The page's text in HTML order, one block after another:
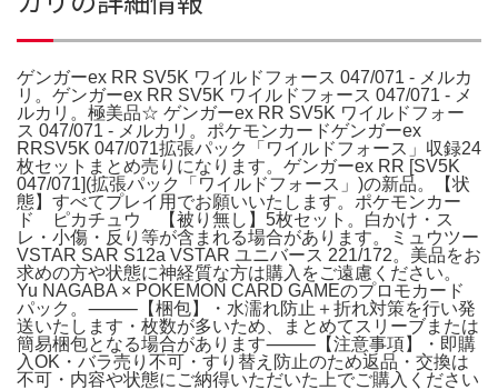
ゲンガーex RR SV5K ワイルドフォース 047/071 - メルカ
リ。ゲンガーex RR SV5K ワイルドフォース 047/071 - メ
ルカリ。極美品☆ ゲンガーex RR SV5K ワイルドフォー
ス 047/071 - メルカリ。ポケモンカードゲンガーex
RRSV5K 047/071拡張パック「ワイルドフォース」収録24
枚セットまとめ売りになります。ゲンガーex RR [SV5K
047/071](拡張パック「ワイルドフォース」)の新品。【状
態】すべてプレイ用でお願いいたします。ポケモンカー
ド ピカチュウ 【被り無し】5枚セット。白かけ・ス
レ・小傷・反り等が含まれる場合があります。ミュウツー
VSTAR SAR S12a VSTAR ユニバース 221/172。美品をお
求めの方や状態に神経質な方は購入をご遠慮ください。
Yu NAGABA × POKEMON CARD GAMEのプロモカード
パック。⸻【梱包】・水濡れ防止＋折れ対策を行い発
送いたします・枚数が多いため、まとめてスリーブまたは
簡易梱包となる場合があります⸻【注意事項】・即購
入OK・バラ売り不可・すり替え防止のため返品・交換は
不可・内容や状態にご納得いただいた上でご購入ください